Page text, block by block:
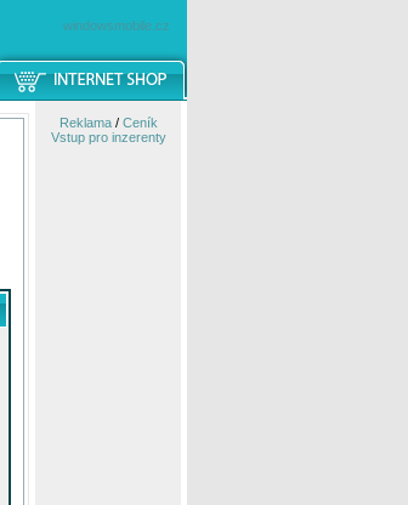
windowsmobile.cz
Reklama/ Ceník
Vstup pro inzerenty